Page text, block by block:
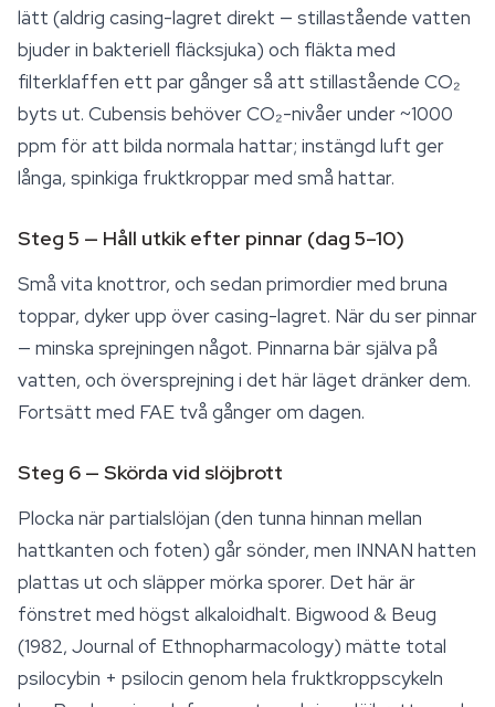
lätt (aldrig casing-lagret direkt — stillastående vatten
bjuder in bakteriell fläcksjuka) och fläkta med
filterklaffen ett par gånger så att stillastående CO₂
byts ut. Cubensis behöver CO₂-nivåer under ~1000
ppm för att bilda normala hattar; instängd luft ger
långa, spinkiga fruktkroppar med små hattar.
Steg 5 — Håll utkik efter pinnar (dag 5–10)
Små vita knottror, och sedan primordier med bruna
toppar, dyker upp över casing-lagret. När du ser pinnar
— minska sprejningen något. Pinnarna bär själva på
vatten, och översprejning i det här läget dränker dem.
Fortsätt med FAE två gånger om dagen.
Steg 6 — Skörda vid slöjbrott
Plocka när partialslöjan (den tunna hinnan mellan
hattkanten och foten) går sönder, men INNAN hatten
plattas ut och släpper mörka sporer. Det här är
fönstret med högst alkaloidhalt. Bigwood & Beug
(1982, Journal of Ethnopharmacology) mätte total
psilocybin + psilocin genom hela fruktkroppscykeln